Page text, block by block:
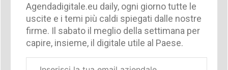
Agendadigitale.eu daily, ogni giorno tutte le
uscite e i temi più caldi spiegati dalle nostre
firme. Il sabato il meglio della settimana per
capire, insieme, il digitale utile al Paese.